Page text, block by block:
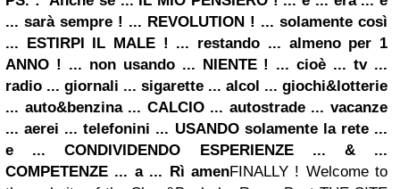
... sarà sempre ! ... REVOLUTION ! ... solamente così
... ESTIRPI IL MALE ! ... restando ... almeno per 1
ANNO ! ... non usando ... NIENTE ! ... cioè ... tv ...
radio ... giornali ... sigarette ... alcol ... giochi&lotterie
... auto&benzina ... CALCIO ... autostrade ... vacanze
... aerei ... telefonini ... USANDO solamente la rete ...
e ... CONDIVIDENDO ESPERIENZE ... & ...
COMPETENZE ... a ... Rì amenFINALLY ! Welcome to